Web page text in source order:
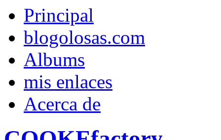
Principal
blogolosas.com
Albums
mis enlaces
Acerca de